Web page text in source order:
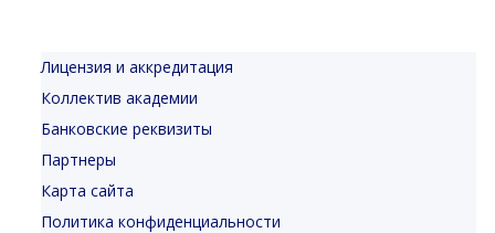
Лицензия и аккредитация
Коллектив академии
Банковские реквизиты
Партнеры
Карта сайта
Политика конфиденциальности